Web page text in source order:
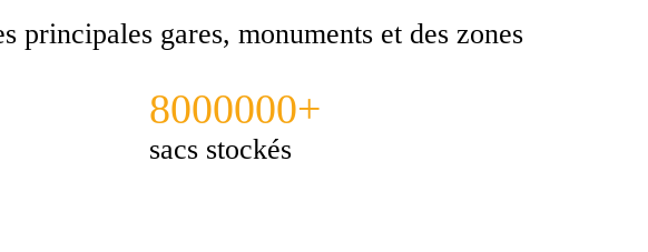
principales gares, monuments et des zones
8000000+
sacs stockés